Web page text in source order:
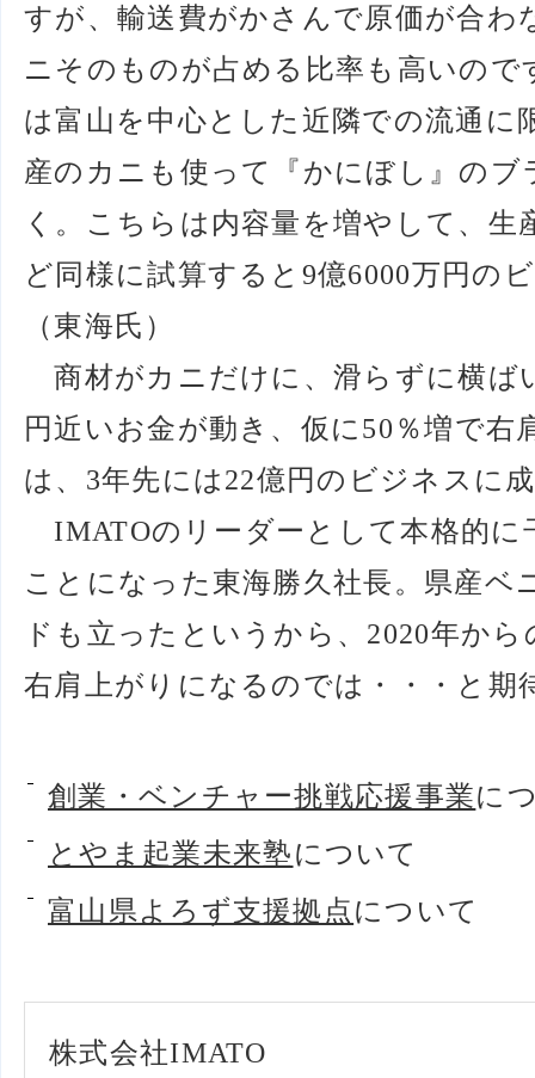
すが、輸送費がかさんで原価が合わ
ニそのものが占める比率も高いので
は富山を中心とした近隣での流通に
産のカニも使って『かにぼし』の
く。こちらは内容量を増やして、生
ど同様に試算すると9億6000万円の
（東海氏）
商材がカニだけに、滑らずに横ば
円近いお金が動き、仮に50％増で右
は、3年先には22億円のビジネスに
IMATOのリーダーとして本格的に
ことになった東海勝久社長。県産ベ
ドも立ったというから、2020年か
右肩上がりになるのでは・・・と期
創業・ベンチャー挑戦応援事業に
とやま起業未来塾について
富山県よろず支援拠点について
株式会社IMATO